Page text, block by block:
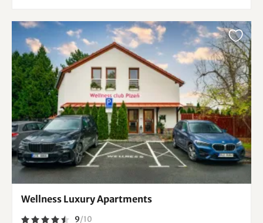
Wellness Luxury Apartments
9/10